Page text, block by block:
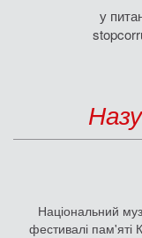
у
Національний
фестивалі пам'яті